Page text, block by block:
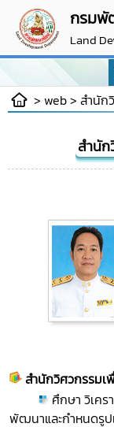
กรม
Land
> web > สำนัก
สำนั
สำนักวิศวกรรม
ศึกษา วิเคร
พัฒนาและกำหนดรูป